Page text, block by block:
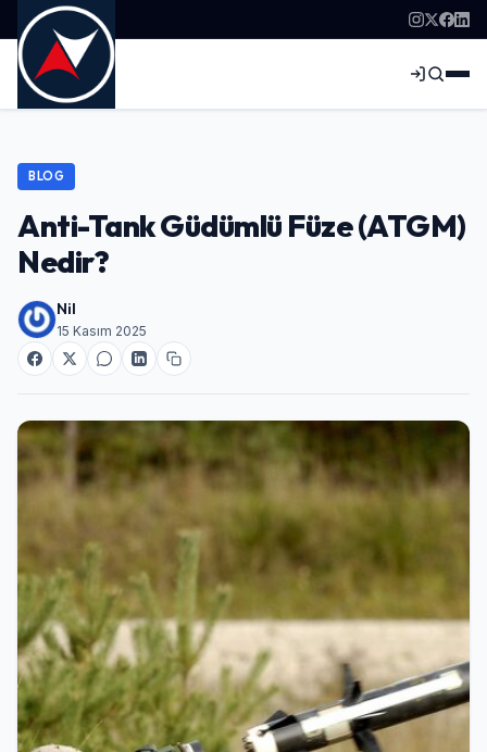
BLOG
Anti-Tank Güdümlü Füze (ATGM)
Nedir?
Nil
15 Kasım 2025